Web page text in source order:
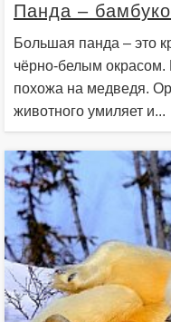
Панда –
Большая панда – это
чёрно-белым
похожа на медведя.
животного умиляет и...